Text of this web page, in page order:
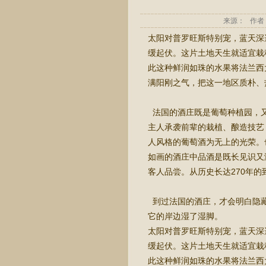
来源： 作者
太阳对普罗旺斯特别宠，蓝天
缓起伏。这片土地天生就适宜
此这种鲜润如珠的水果将法兰
满阳刚之气，把这一地区质朴
法国的酒庄既是葡萄种植园，
主人承袭前辈的栽植、酿造技
人风格的葡萄酒为无上的光荣
如画的酒庄中品酒是既长见识
客人品尝。从历史长达270年的
到过法国的酒庄，才会明白隐
它的岸边湿了湿脚。
太阳对普罗旺斯特别宠，蓝天
缓起伏。这片土地天生就适宜
此这种鲜润如珠的水果将法兰